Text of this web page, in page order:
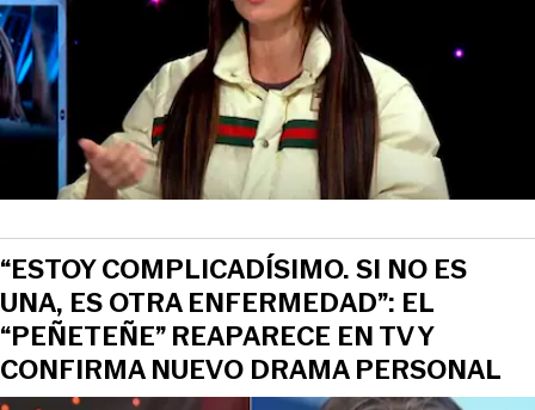
“ESTOY COMPLICADÍSIMO. SI NO ES
UNA, ES OTRA ENFERMEDAD”: EL
“PEÑETEÑE” REAPARECE EN TV Y
CONFIRMA NUEVO DRAMA PERSONAL